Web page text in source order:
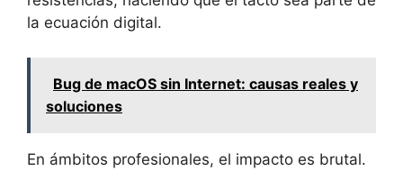
la ecuación digital.
Bug de macOS sin Internet: causas reales y
soluciones
En ámbitos profesionales, el impacto es brutal.